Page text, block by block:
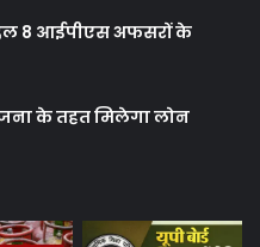
8 आईपीएस अफसरों के
के तहत मिलेगा लोन